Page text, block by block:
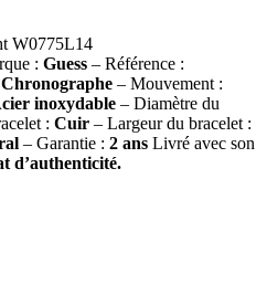
W0775L14
: Guess – Référence :
Chronographe – Mouvement :
inoxydable – Diamètre du
: Cuir – Largeur du bracelet :
– Garantie : 2 ans Livré avec son
d’authenticité.